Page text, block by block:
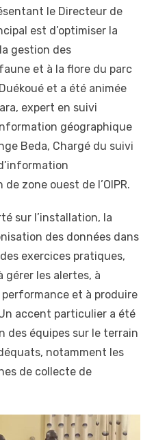
le Directeur de
est d’optimiser la
gestion des
et à la flore du parc
et a été animée
expert en suivi
géographique
Beda, Chargé du suivi
zone ouest de l’OIPR.
sur l’installation, la
des données dans
exercices pratiques,
gérer les alertes, à
et à produire
accent particulier a été
des équipes sur le terrain
notamment les
de collecte de